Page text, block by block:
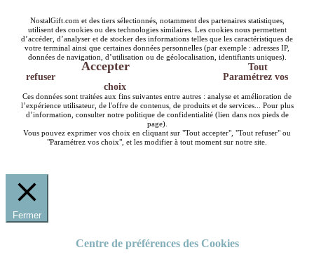
NostalGift.com et des tiers sélectionnés, notamment des partenaires statistiques,
utilisent des cookies ou des technologies similaires. Les cookies nous permettent
d’accéder, d’analyser et de stocker des informations telles que les caractéristiques de
votre terminal ainsi que certaines données personnelles (par exemple : adresses IP,
données de navigation, d’utilisation ou de géolocalisation, identifiants uniques).
Accepter
Tout
refuser
Paramétrez vos
choix
Ces données sont traitées aux fins suivantes entre autres : analyse et amélioration de
l’expérience utilisateur, de l'offre de contenus, de produits et de services... Pour plus
d’information, consulter notre politique de confidentialité (lien dans nos pieds de
page).
Vous pouvez exprimer vos choix en cliquant sur "Tout accepter", "Tout refuser" ou
"Paramétrez vos choix", et les modifier à tout moment sur notre site.
Fermer
Centre de préférences des Cookies